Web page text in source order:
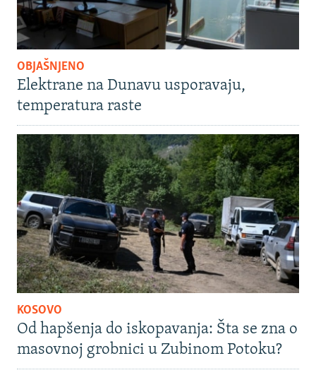
OBJAŠNJENO
Elektrane na Dunavu usporavaju,
temperatura raste
KOSOVO
Od hapšenja do iskopavanja: Šta se zna o
masovnoj grobnici u Zubinom Potoku?